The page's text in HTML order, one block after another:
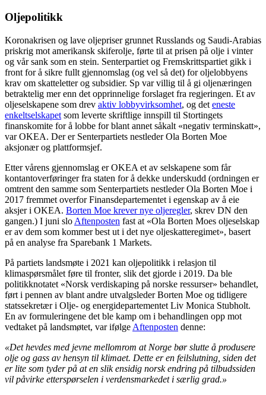
Oljepolitikk
Koronakrisen og lave oljepriser grunnet Russlands og Saudi-Arabias
priskrig mot amerikansk skiferolje, førte til at prisen på olje i vinter
og vår sank som en stein. Senterpartiet og Fremskrittspartiet gikk i
front for å sikre fullt gjennomslag (og vel så det) for oljelobbyens
krav om skatteletter og subsidier. Sp var villig til å gi oljenæringen
betraktelig mer enn det opprinnelige forslaget fra regjeringen. Et av
oljeselskapene som drev aktiv lobbyvirksomhet, og det eneste
enkeltselskapet som leverte skriftlige innspill til Stortingets
finanskomite for å lobbe for blant annet såkalt «negativ terminskatt»,
var OKEA. Der er Senterpartiets nestleder Ola Borten Moe
aksjonær og plattformsjef.
Etter vårens gjennomslag er OKEA et av selskapene som får
kontantoverføringer fra staten for å dekke underskudd (ordningen er
omtrent den samme som Senterpartiets nestleder Ola Borten Moe i
2017 fremmet overfor Finansdepartementet i egenskap av å eie
aksjer i OKEA. Borten Moe krever nye oljeregler, skrev DN den
gangen.) I juni slo Aftenposten fast at «Ola Borten Moes oljeselskap
er av dem som kommer best ut i det nye oljeskatteregimet», basert
på en analyse fra Sparebank 1 Markets.
På partiets landsmøte i 2021 kan oljepolitikk i relasjon til
klimaspørsmålet føre til fronter, slik det gjorde i 2019. Da ble
politikknotatet «Norsk verdiskaping på norske ressurser» behandlet,
ført i pennen av blant andre utvalgsleder Borten Moe og tidligere
statssekretær i Olje- og energidepartementet Liv Monica Stubholt.
En av formuleringene det ble kamp om i behandlingen opp mot
vedtaket på landsmøtet, var ifølge Aftenposten denne:
«Det hevdes med jevne mellomrom at Norge bør slutte å produsere
olje og gass av hensyn til klimaet. Dette er en feilslutning, siden det
er lite som tyder på at en slik ensidig norsk endring på tilbudssiden
vil påvirke etterspørselen i verdensmarkedet i særlig grad.»